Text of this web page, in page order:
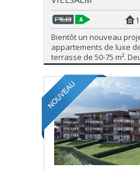
Bientôt un nouveau
appartements de luxe
terrasse de 50-75 m².